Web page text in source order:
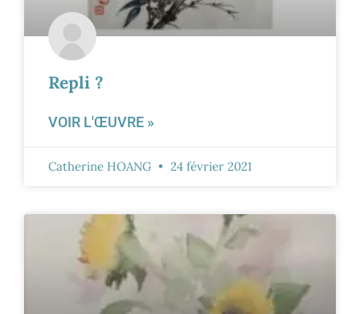
Repli ?
VOIR L'ŒUVRE »
Catherine HOANG 24 février 2021